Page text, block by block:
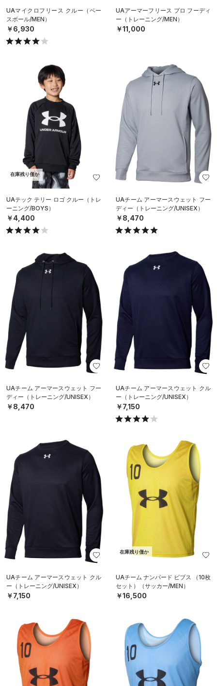
UAマイクロフリース クルー（ベー
スボール/MEN）
￥6,930
UAアーマーフリース プロ フーディ
ー（トレーニング/MEN）
￥11,000
在庫残り僅か
UAテック テリー ロゴ クルー（トレ
ーニング/BOYS）
￥4,400
UAチーム アーマースウェット フー
ディー（トレーニング/UNISEX）
￥8,470
UAチーム アーマースウェット フー
ディー（トレーニング/UNISEX）
￥8,470
UAチーム アーマースウェット クル
ー（トレーニング/UNISEX）
￥7,150
UAチーム アーマースウェット クル
ー（トレーニング/UNISEX）
￥7,150
在庫残り僅か
UAチーム ナンバード ビブス （10枚
セット）（サッカー/MEN）
￥16,500